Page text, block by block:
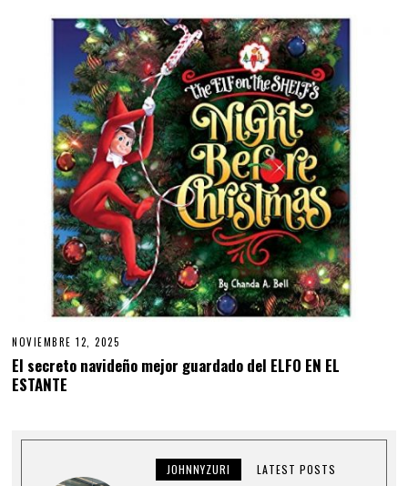
NOVIEMBRE 12, 2025
El secreto navideño mejor guardado del ELFO EN EL
ESTANTE
JOHNNYZURI LATEST POSTS